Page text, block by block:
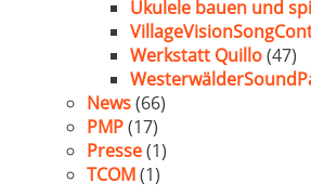
Ukulele bauen und
Werkstatt Quillo(47)
News(66)
PMP(17)
Presse(1)
TCOM(1)